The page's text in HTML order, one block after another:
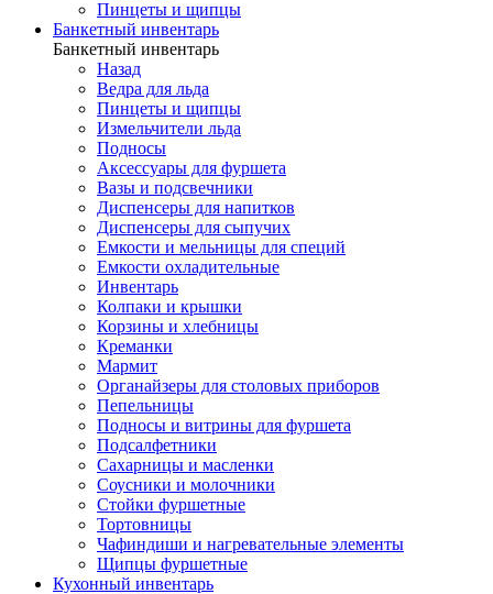
Пинцеты и щипцы
Банкетный инвентарь
Банкетный инвентарь
Назад
Ведра для льда
Пинцеты и щипцы
Измельчители льда
Подносы
Аксессуары для фуршета
Вазы и подсвечники
Диспенсеры для напитков
Диспенсеры для сыпучих
Емкости и мельницы для специй
Емкости охладительные
Инвентарь
Колпаки и крышки
Корзины и хлебницы
Креманки
Мармит
Органайзеры для столовых приборов
Пепельницы
Подносы и витрины для фуршета
Подсалфетники
Сахарницы и масленки
Соусники и молочники
Стойки фуршетные
Тортовницы
Чафиндиши и нагревательные элементы
Щипцы фуршетные
Кухонный инвентарь